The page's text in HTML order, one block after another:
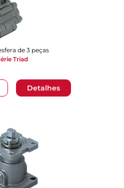
Detalhes
de 3 peças
Triad